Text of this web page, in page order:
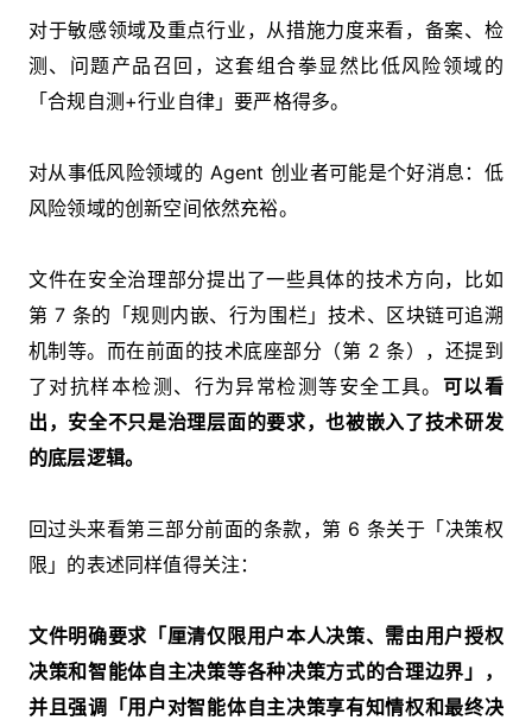
对于敏感领域及重点行业，从措施力度来看，备案、检
测、问题产品召回，这套组合拳显然比低风险领域的
「合规自测+行业自律」要严格得多。
对从事低风险领域的 Agent 创业者可能是个好消息：低
风险领域的创新空间依然充裕。
文件在安全治理部分提出了一些具体的技术方向，比如
第 7 条的「规则内嵌、行为围栏」技术、区块链可追溯
机制等。而在前面的技术底座部分（第 2 条），还提到
了对抗样本检测、行为异常检测等安全工具。 可以看
出，安全不只是治理层面的要求，也被嵌入了技术研发
的底层逻辑。
回过头来看第三部分前面的条款，第 6 条关于「决策权
限」的表述同样值得关注：
文件明确要求「厘清仅限用户本人决策、需由用户授权
决策和智能体自主决策等各种决策方式的合理边界」，
并且强调「用户对智能体自主决策享有知情权和最终决